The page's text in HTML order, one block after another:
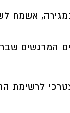
אשמח
המרגשים
לרשימת